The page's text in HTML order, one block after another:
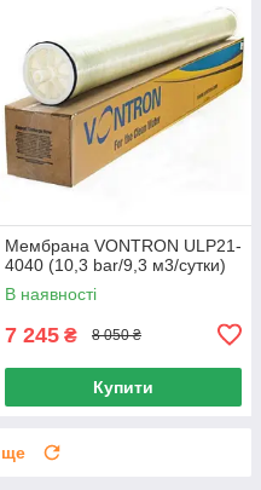
Мембрана VONTRON ULP21-
4040 (10,3 bar/9,3 м3/сутки)
В наявності
7 245 ₴ 8 050 ₴
Купити
ще